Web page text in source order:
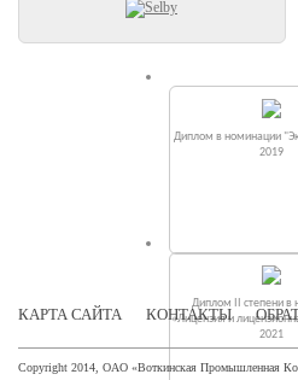
Диплом в номинации
2019
Диплом II степени в
«Лицензия и
2021
КАРТА САЙТА КОНТАКТЫ
Copyright 2014, ОАО «Воткинская Промышленная